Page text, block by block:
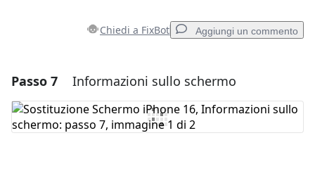
Chiedi a FixBot Aggiungi un commento
Aggiungi un commento
Aggiungi Commento
Passo 7 Informazioni sullo schermo